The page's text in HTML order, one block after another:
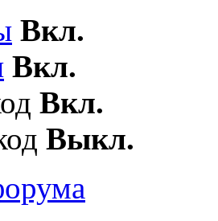
Вкл.
Вкл.
Вкл.
Выкл.